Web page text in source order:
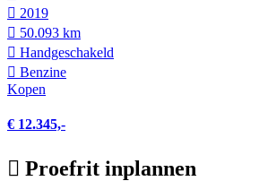
2019
50.093 km
Hand­geschakeld
Benzine
Kopen
€ 12.345,-
Proefrit inplannen